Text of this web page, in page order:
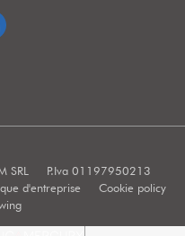
SRL
P.Iva 01197950213
d'entreprise
Cookie policy